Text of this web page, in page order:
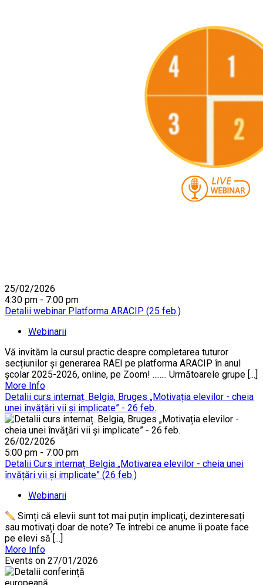
25/02/2026
4:30 pm - 7:00 pm
Detalii webinar Platforma ARACIP (25 feb.)
Webinarii
Vă invităm la cursul practic despre completarea tuturor
secțiunilor și generarea RAEI pe platforma ARACIP în anul
școlar 2025-2026, online, pe Zoom! ........ Următoarele grupe [...]
More Info
Detalii curs internaț. Belgia, Bruges „Motivația elevilor - cheia
unei învățări vii și implicate” - 26 feb.
26/02/2026
5:00 pm - 7:00 pm
Detalii Curs internaț. Belgia „Motivarea elevilor - cheia unei
învățări vii și implicate” (26 feb.)
Webinarii
Simți că elevii sunt tot mai puțin implicați, dezinteresați
sau motivați doar de note? Te întrebi ce anume îi poate face
pe elevi să [...]
More Info
Events on 27/01/2026